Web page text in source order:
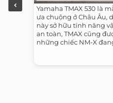
Yamaha TMAX 530 là
ưa chuộng ở Châu Âu,
này sở hữu tính năng
an toàn, TMAX cũng
những chiếc NM-X